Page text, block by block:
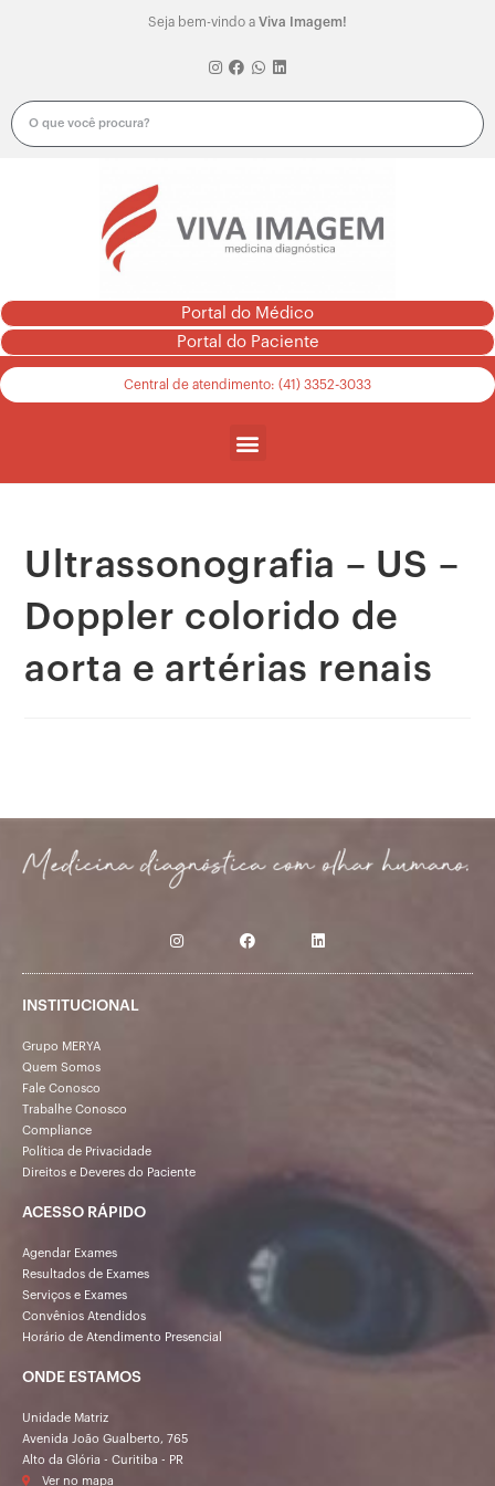
Seja bem-vindo a Viva Imagem!
Portal do Médico
Portal do Paciente
Central de atendimento: (41) 3352-3033
Ultrassonografia – US –
Doppler colorido de
aorta e artérias renais
INSTITUCIONAL
Grupo MERYA
Quem Somos
Fale Conosco
Trabalhe Conosco
Compliance
Política de Privacidade
Direitos e Deveres do Paciente
ACESSO RÁPIDO
Agendar Exames
Resultados de Exames
Serviços e Exames
Convênios Atendidos
Horário de Atendimento Presencial
ONDE ESTAMOS
Unidade Matriz
Avenida João Gualberto, 765
Alto da Glória - Curitiba - PR
Ver no mapa